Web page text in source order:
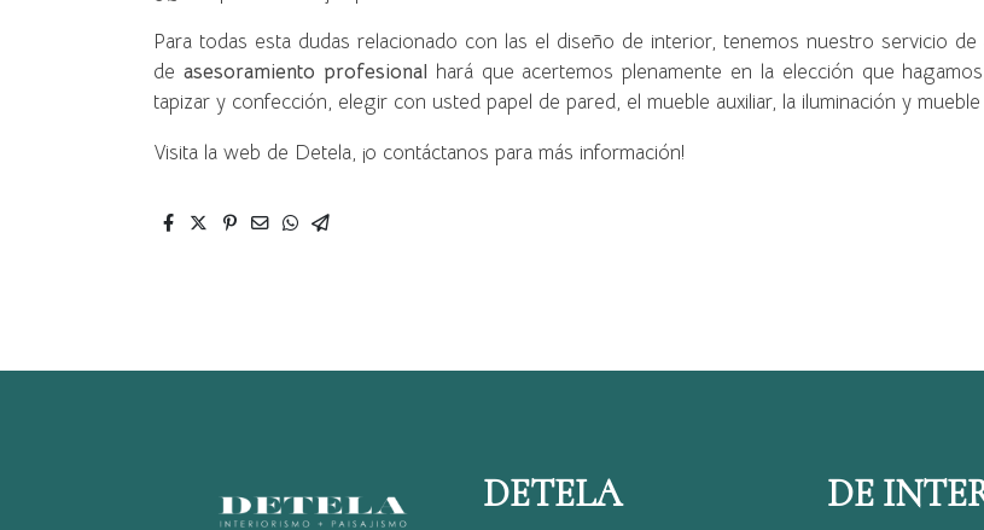
Para todas esta dudas relacionado con las el diseño de interior, tenemos nuestro servicio de
deasesoramiento profesional hará que acertemos plenamente en la elección que
tapizar y confección, elegir con usted papel de pared, el mueble auxiliar, la iluminación y
Visita la web de Detela, ¡o contáctanos para más información!
DETELA DE